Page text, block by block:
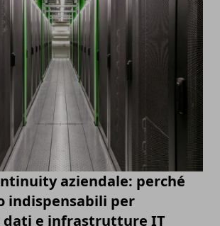
aziendale: perché
indispensabili per
dati e infrastrutture IT